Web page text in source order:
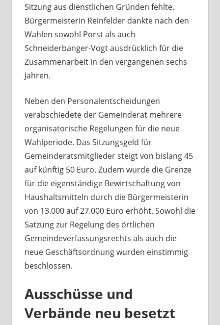
Sitzung aus dienstlichen Gründen fehlte.
Bürgermeisterin Reinfelder dankte nach den
Wahlen sowohl Porst als auch
Schneiderbanger-Vogt ausdrücklich für die
Zusammenarbeit in den vergangenen sechs
Jahren.
Neben den Personalentscheidungen
verabschiedete der Gemeinderat mehrere
organisatorische Regelungen für die neue
Wahlperiode. Das Sitzungsgeld für
Gemeinderatsmitglieder steigt von bislang 45
auf künftig 50 Euro. Zudem wurde die Grenze
für die eigenständige Bewirtschaftung von
Haushaltsmitteln durch die Bürgermeisterin
von 13.000 auf 27.000 Euro erhöht. Sowohl die
Satzung zur Regelung des örtlichen
Gemeindeverfassungsrechts als auch die
neue Geschäftsordnung wurden einstimmig
beschlossen.
Ausschüsse und
Verbände neu besetzt